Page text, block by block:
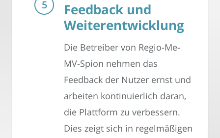
Feedback und
Weiterentwicklung
Die Betreiber von Regio-Me-
MV-Spion nehmen das
Feedback der Nutzer ernst und
arbeiten kontinuierlich daran,
die Plattform zu verbessern.
Dies zeigt sich in regelmäßigen